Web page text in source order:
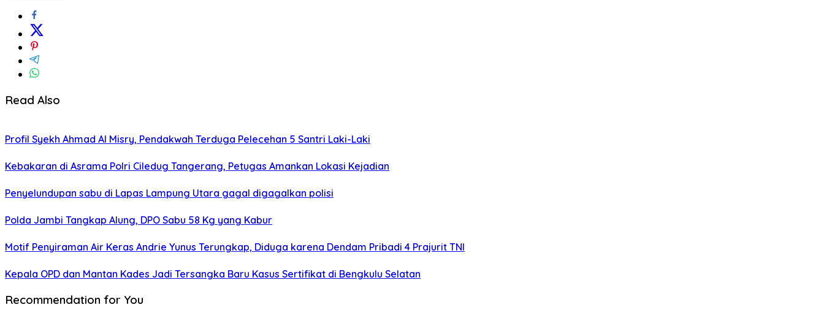
Read Also
Profil Syekh Ahmad Al Misry, Pendakwah Terduga Pelecehan 5 Santri Laki-Laki
Kebakaran di Asrama Polri Ciledug Tangerang, Petugas Amankan Lokasi Kejadian
Penyelundupan sabu di Lapas Lampung Utara gagal digagalkan polisi
Polda Jambi Tangkap Alung, DPO Sabu 58 Kg yang Kabur
Motif Penyiraman Air Keras Andrie Yunus Terungkap, Diduga karena Dendam Pribadi 4 Prajurit TNI
Kepala OPD dan Mantan Kades Jadi Tersangka Baru Kasus Sertifikat di Bengkulu Selatan
Recommendation for You